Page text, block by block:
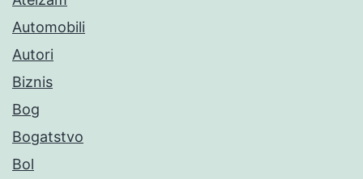
Automobili
Autori
Biznis
Bog
Bogatstvo
Bol